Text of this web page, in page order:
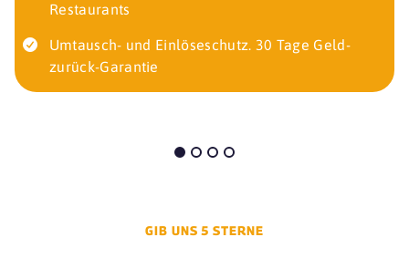
Restaurants
Umtausch- und Einlöseschutz. 30 Tage Geld-
zurück-Garantie
GIB UNS 5 STERNE